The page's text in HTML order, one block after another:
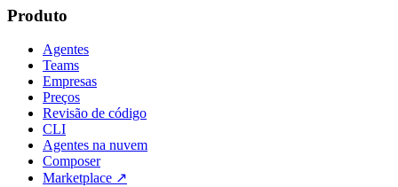
Produto
Agentes
Teams
Empresas
Preços
Revisão de código
CLI
Agentes na nuvem
Composer
Marketplace ↗